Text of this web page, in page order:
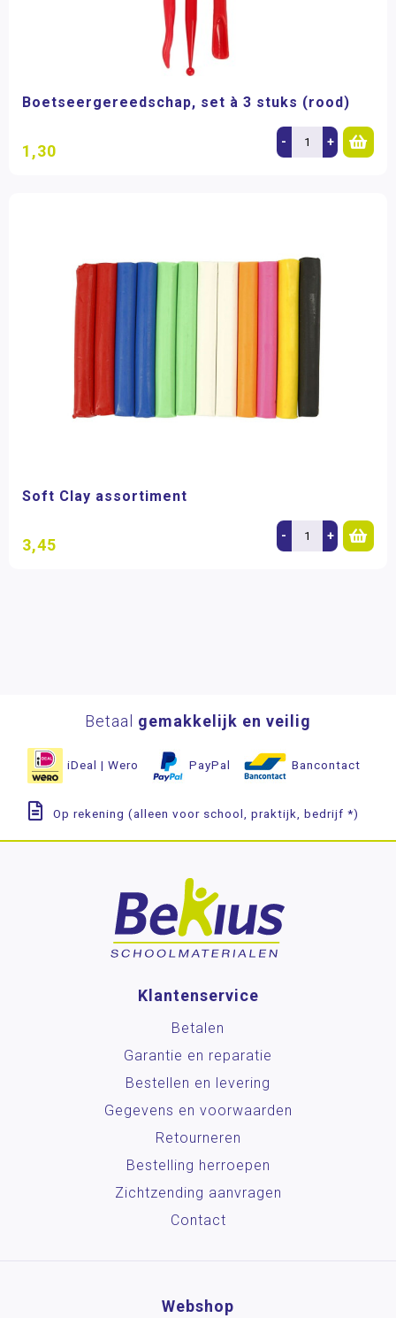
Boetseergereedschap, set à 3 stuks (rood)
1,30 - +
Soft Clay assortiment
3,45 - +
Betaal gemakkelijk en veilig
iDeal | Wero PayPal Bancontact
Op rekening (alleen voor school, praktijk, bedrijf *)
Klantenservice
Betalen
Garantie en reparatie
Bestellen en levering
Gegevens en voorwaarden
Retourneren
Bestelling herroepen
Zichtzending aanvragen
Contact
Webshop